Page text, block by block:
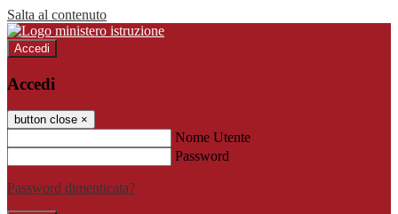
Salta al contenuto
Accedi
Accedi
button close ×
Nome Utente
Password
Password dimenticata?